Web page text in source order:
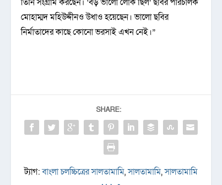
তিনি সংগ্রাম করছেন। ‌‘বড় ভালো লোক ছিল’ ছবির পরিচালক
মোহাম্মদ মহিউদ্দীনও উধাও হয়েছেন। ভালো ছবির
নির্মাতাদের কাছে কোনো ভরসাই এখন নেই।”
SHARE:
ট্যাগ:বাংলা চলচ্চিত্রের সালতামামি,সালতামামি,সালতামামি